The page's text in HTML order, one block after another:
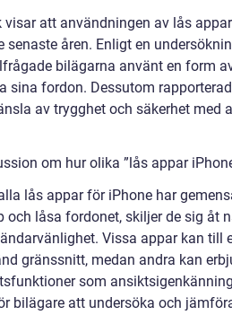
visar att användningen av lås
senaste åren. Enligt en
bilägarna använt en form
sina fordon. Dessutom
av trygghet och säkerhet med
om hur olika ”lås appar
lås appar för iPhone har
och låsa fordonet, skiljer de sig åt
Vissa appar kan till
gränssnitt, medan andra kan
som
bilägare att undersöka och